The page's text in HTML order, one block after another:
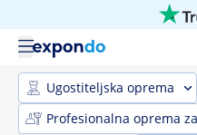
Ugostiteljska oprema
Profesionalna oprema